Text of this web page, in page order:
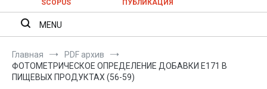
SCOPUS
ПУБЛИКАЦИЯ
MENU
Главная
PDF архив
ФОТОМЕТРИЧЕСКОЕ ОПРЕДЕЛЕНИЕ ДОБАВКИ Е171 В
ПИЩЕВЫХ ПРОДУКТАХ (56-59)